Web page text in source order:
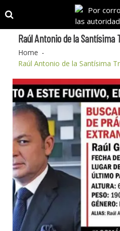
to
navigation
to
content
Raúl Antonio de la
Home
Raúl Antonio de la Santísima